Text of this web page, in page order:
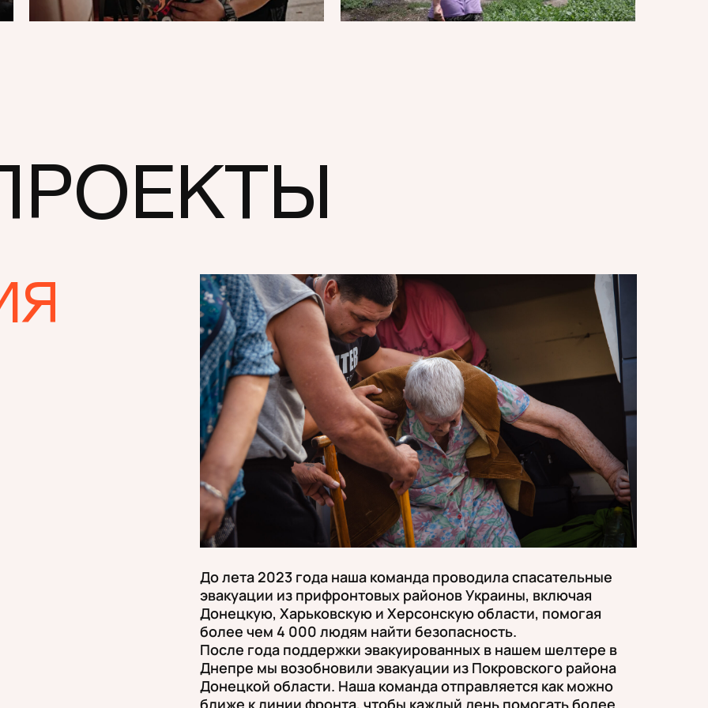
Мы также доставляем продуктовые наборы и питьевую воду. Наши
подопечные:
резиденты наших шелтеров
В течение 2022 году, мы еженедельно раздавали до 2000
продуктовых наборов. В декабре 2022 года мы увеличили
еженедельную раздачу до 3000 наборов.
До лета 2023 года наша команда проводила спасательные
эвакуации из прифронтовых районов Украины, включая
Донецкую, Харьковскую и Херсонскую области, помогая
более чем 4 000 людям найти безопасность.
После года поддержки эвакуированных в нашем шелтере в
Днепре мы возобновили эвакуации из Покровского района
Донецкой области. Наша команда отправляется как можно
ближе к линии фронта, чтобы каждый день помогать более